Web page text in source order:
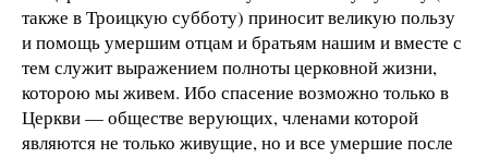
также в Троицкую субботу) приносит великую пользу
и помощь умершим отцам и братьям нашим и вместе с
тем служит выражением полноты церковной жизни,
которою мы живем. Ибо спасение возможно только в
Церкви — обществе верующих, членами которой
являются не только живущие, но и все умершие после